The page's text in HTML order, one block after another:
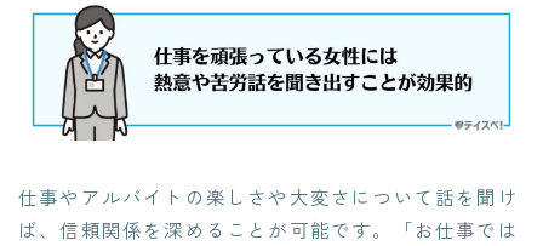
仕事やアルバイトの楽しさや大変さについて話を聞け
ば、信頼関係を深めることが可能です。「お仕事では